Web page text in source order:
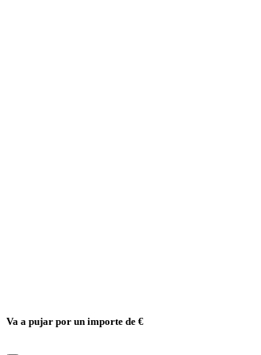
Va a pujar por un importe de €